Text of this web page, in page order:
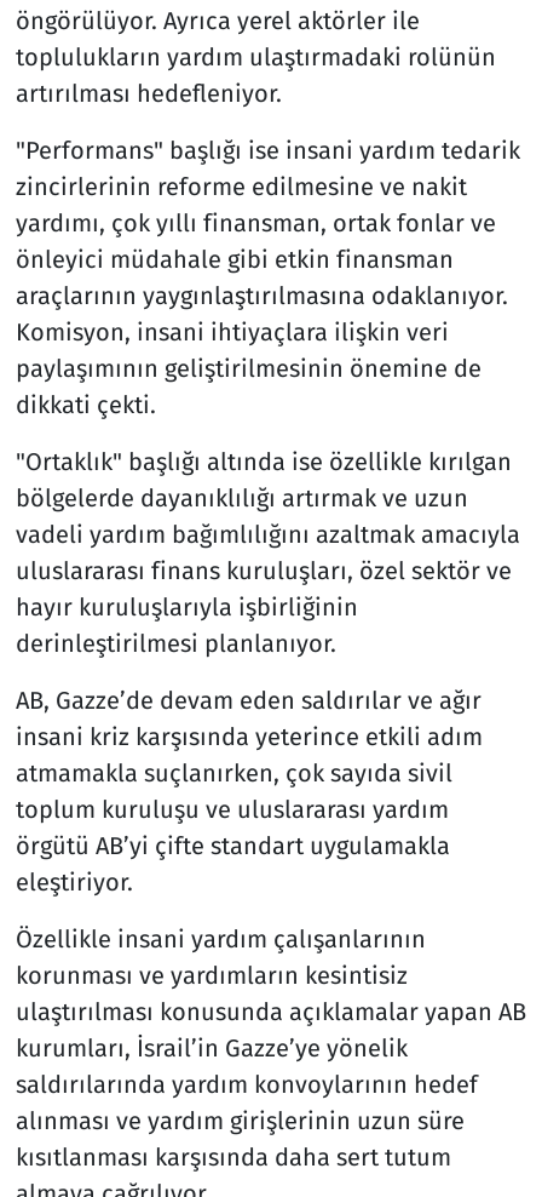
öngörülüyor. Ayrıca yerel aktörler ile
toplulukların yardım ulaştırmadaki rolünün
artırılması hedefleniyor.
"Performans" başlığı ise insani yardım tedarik
zincirlerinin reforme edilmesine ve nakit
yardımı, çok yıllı finansman, ortak fonlar ve
önleyici müdahale gibi etkin finansman
araçlarının yaygınlaştırılmasına odaklanıyor.
Komisyon, insani ihtiyaçlara ilişkin veri
paylaşımının geliştirilmesinin önemine de
dikkati çekti.
"Ortaklık" başlığı altında ise özellikle kırılgan
bölgelerde dayanıklılığı artırmak ve uzun
vadeli yardım bağımlılığını azaltmak amacıyla
uluslararası finans kuruluşları, özel sektör ve
hayır kuruluşlarıyla işbirliğinin
derinleştirilmesi planlanıyor.
AB, Gazze’de devam eden saldırılar ve ağır
insani kriz karşısında yeterince etkili adım
atmamakla suçlanırken, çok sayıda sivil
toplum kuruluşu ve uluslararası yardım
örgütü AB’yi çifte standart uygulamakla
eleştiriyor.
Özellikle insani yardım çalışanlarının
korunması ve yardımların kesintisiz
ulaştırılması konusunda açıklamalar yapan AB
kurumları, İsrail’in Gazze’ye yönelik
saldırılarında yardım konvoylarının hedef
alınması ve yardım girişlerinin uzun süre
kısıtlanması karşısında daha sert tutum